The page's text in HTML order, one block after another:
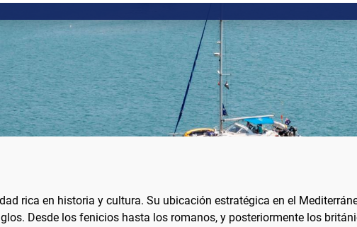
rica en historia y cultura. Su ubicación estratégica en el
Desde los fenicios hasta los romanos, y posteriormente los